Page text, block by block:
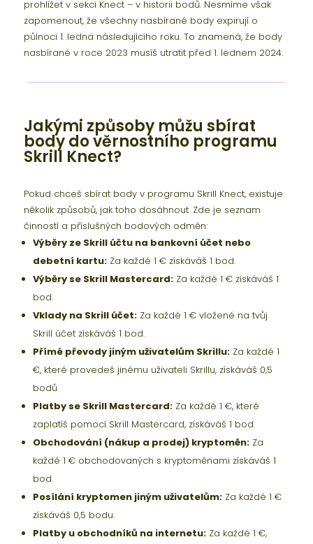
prohlížet v sekci Knect – v historii bodů. Nesmíme však
zapomenout, že všechny nasbírané body expirují o
půlnoci 1. ledna následujícího roku. To znamená, že body
nasbírané v roce 2023 musíš utratit před 1. lednem 2024.
Jakými způsoby můžu sbírat
body do věrnostního programu
Skrill Knect?
Pokud chceš sbírat body v programu Skrill Knect, existuje
několik způsobů, jak toho dosáhnout. Zde je seznam
činností a příslušných bodových odměn:
Výběry ze Skrill účtu na bankovní účet nebo
debetní kartu:Za každé 1 € získáváš 1 bod.
Výběry se Skrill Mastercard:Za každé 1 € získáváš 1
bod.
Vklady na Skrill účet:Za každé 1 € vložené na tvůj
Skrill účet získáváš 1 bod.
Přímé převody jiným uživatelům Skrillu:Za každé 1
€, které provedeš jinému uživateli Skrillu, získáváš 0,5
bodů
Platby se Skrill Mastercard:Za každé 1 €, které
zaplatíš pomocí Skrill Mastercard, získáváš 1 bod.
Obchodování (nákup a prodej) kryptoměn:Za
každé 1 € obchodovaných s kryptoměnami získáváš 1
bod.
Posílání kryptomen jiným uživatelům:Za každé 1 €
získáváš 0,5 bodu.
Platby u obchodníků na internetu:Za každé 1 €,